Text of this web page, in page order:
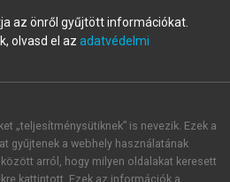
hozz létre új fiókot.
automatikusan
FIÓKKAL
az önről gyűjtött információkat.
olvasd el az adatvédelmi
„teljesítménysütiknek” is nevezik. Ezek a
gyűjtenek a webhely használatának
arról, hogy milyen oldalakat keresett
kattintott. Ezek az információk a